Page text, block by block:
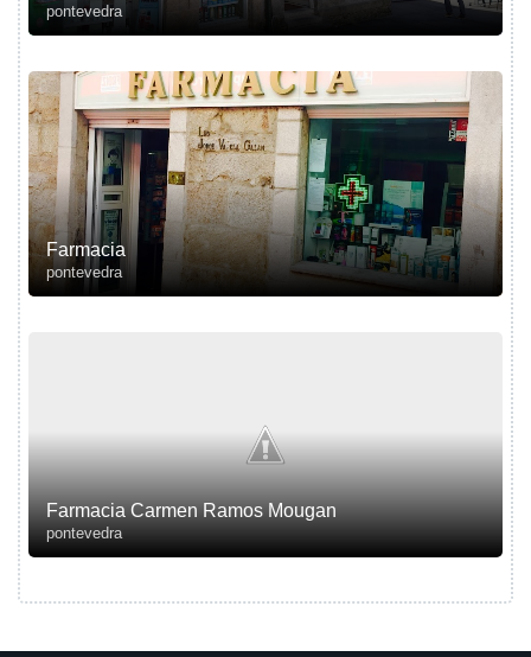
pontevedra
Farmacia
pontevedra
Farmacia Carmen Ramos Mougan
pontevedra